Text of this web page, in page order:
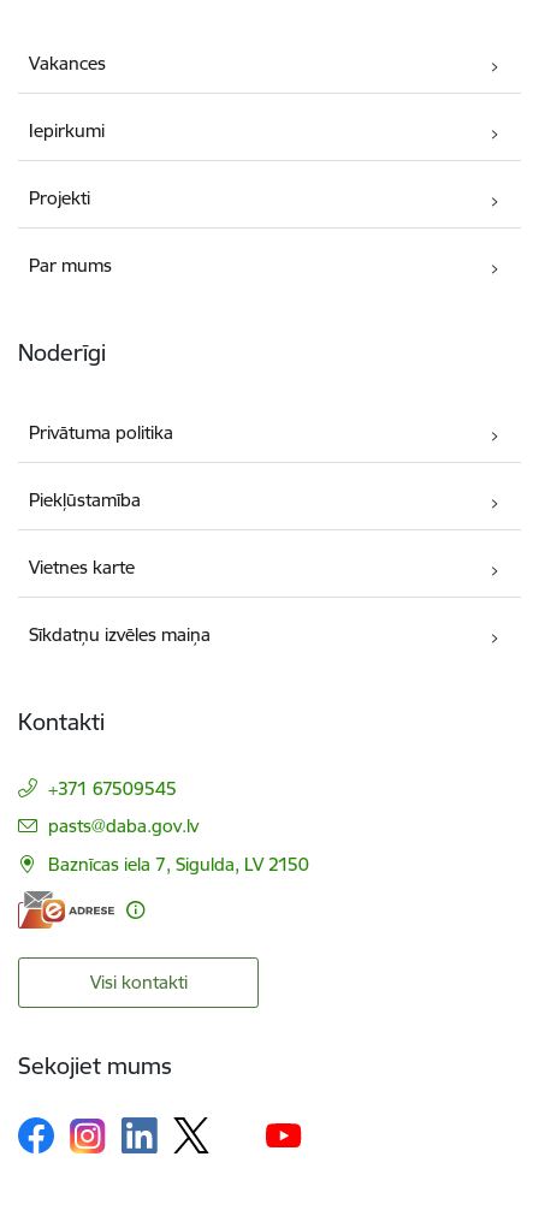
Vakances
Iepirkumi
Projekti
Par mums
Noderīgi
Privātuma politika
Piekļūstamība
Vietnes karte
Sīkdatņu izvēles maiņa
Kontakti
+371 67509545
E-pasts:
pasts@daba.gov.lv
Baznīcas iela 7, Sigulda, LV 2150
Visi kontakti
Sekojiet mums